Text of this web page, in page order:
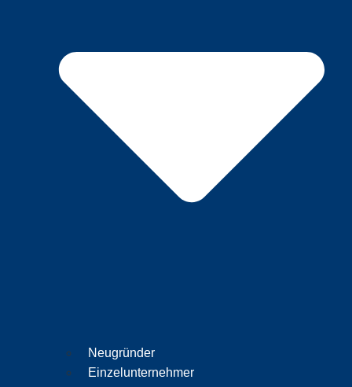
Neugründer
Einzelunternehmer